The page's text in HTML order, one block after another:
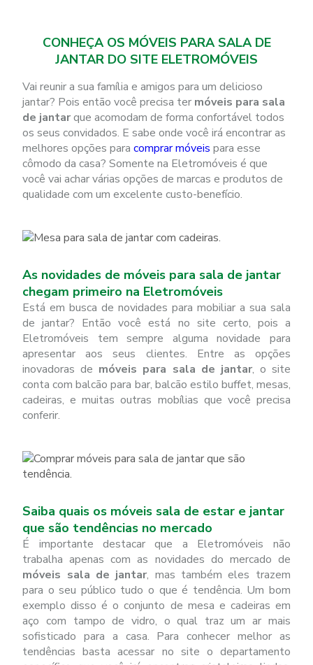
CONHEÇA OS MÓVEIS PARA SALA DE
JANTAR DO SITE ELETROMÓVEIS
Vai reunir a sua família e amigos para um delicioso
jantar? Pois então você precisa ter móveis para sala
de jantarque acomodam de forma confortável todos
os seus convidados. E sabe onde você irá encontrar as
melhores opções paracomprar móveis para esse
cômodo da casa? Somente na Eletromóveis é que
você vai achar várias opções de marcas e produtos de
qualidade com um excelente custo-benefício.
As novidades de móveis para sala de jantar
chegam primeiro na Eletromóveis
Está em busca de novidades para mobiliar a sua sala
de jantar? Então você está no site certo, pois a
Eletromóveis tem sempre alguma novidade para
apresentar aos seus clientes. Entre as opções
inovadoras de móveis para sala de jantar, o site
conta com balcão para bar, balcão estilo buffet, mesas,
cadeiras, e muitas outras mobílias que você precisa
conferir.
Saiba quais os móveis sala de estar e jantar
que são tendências no mercado
É importante destacar que a Eletromóveis não
trabalha apenas com as novidades do mercado de
móveis sala de jantar, mas também eles trazem
para o seu público tudo o que é tendência. Um bom
exemplo disso é o conjunto de mesa e cadeiras em
aço com tampo de vidro, o qual traz um ar mais
sofisticado para a casa. Para conhecer melhor as
tendências basta acessar no site o departamento